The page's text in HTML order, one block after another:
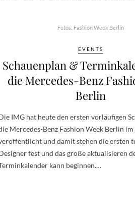
Fotos: Fashion Week Berlin
EVENTS
Schauenplan &
die Mercedes-Benz
Berlin
IMG hat heute den ersten vorläufigen
Mercedes-Benz Fashion Week Berlin
und damit stehen die ersten
fest und das große aktualisieren
kann beginnen.…